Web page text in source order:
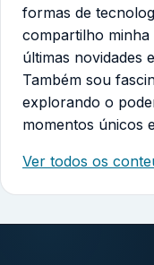
formas de
compartilho minha
últimas novidades
Também sou
explorando o
momentos únicos
Ver todos os